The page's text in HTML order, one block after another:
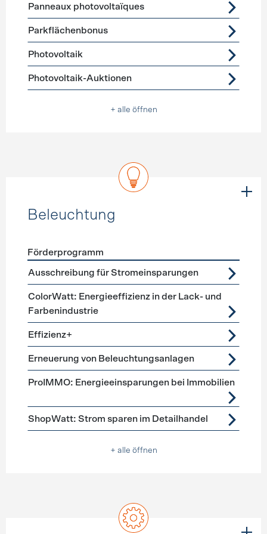
Panneaux photovoltaïques
Parkflächenbonus
Photovoltaik
Photovoltaik-Auktionen
+ alle öffnen
Beleuchtung
Förderprogramme Beleuchtung
Förderprogramm
Ausschreibung für Stromeinsparungen
ColorWatt: Energieeffizienz in der Lack- und
Farbenindustrie
Effizienz+
Erneuerung von Beleuchtungsanlagen
ProIMMO: Energieeinsparungen bei Immobilien
ShopWatt: Strom sparen im Detailhandel
+ alle öffnen